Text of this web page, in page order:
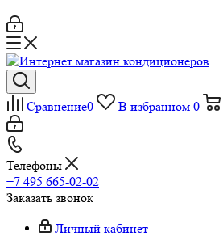
Сравнение0 В избранном 0
Телефоны
+7 495 665-02-02
Заказать звонок
Личный кабинет